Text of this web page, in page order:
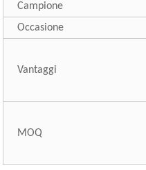
Campione
Occasione
Vantaggi
MOQ